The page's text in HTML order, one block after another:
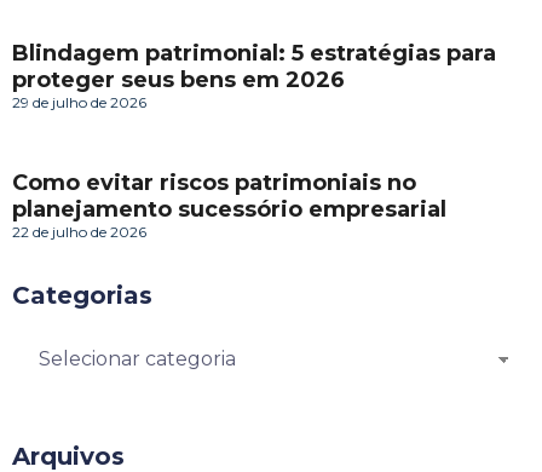
Blindagem patrimonial: 5 estratégias para
proteger seus bens em 2026
29 de julho de 2026
Como evitar riscos patrimoniais no
planejamento sucessório empresarial
22 de julho de 2026
Categorias
Arquivos